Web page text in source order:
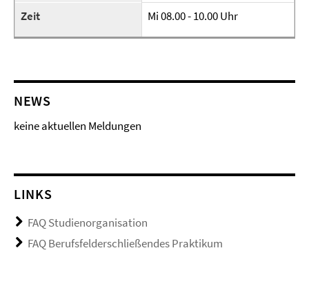
Zeit
Mi 08.00 - 10.00 Uhr
NEWS
keine aktuellen Meldungen
LINKS
FAQ Studienorganisation
FAQ Berufsfelderschließendes Praktikum